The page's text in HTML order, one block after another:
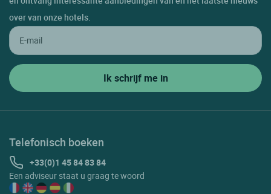
over van onze hotels.
Telefonisch boeken
+33(0)1 45 84 83 84
Een adviseur staat u graag te woord